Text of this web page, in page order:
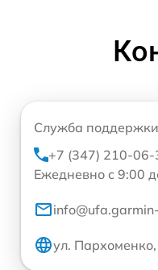
Служба поддержки
+7 (347) 210-06-
Ежедневно с 9:00
ул.